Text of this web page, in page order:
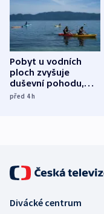
Pobyt u vodních
ploch zvyšuje
duševní pohodu,
ukázala
před 4h
Divácké centrum